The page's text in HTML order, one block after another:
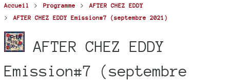
Accueil > Programme > AFTER CHEZ EDDY
> AFTER CHEZ EDDY Emission#7 (septembre 2021)
AFTER CHEZ EDDY
Emission#7 (septembre